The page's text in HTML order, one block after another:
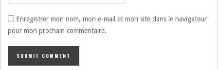
Enregistrer mon nom, mon e-mail et mon site dans le navigateur
pour mon prochain commentaire.